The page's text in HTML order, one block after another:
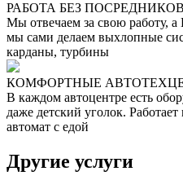
РАБОТА БЕЗ ПОСРЕДНИКОВ
Мы отвечаем за свою работу,
мы сами делаем выхлопные
карданы, турбины
КОМФОРТНЫЕ
В каждом автоцентре есть
даже детский уголок.
автомат с едой
Другие услуги